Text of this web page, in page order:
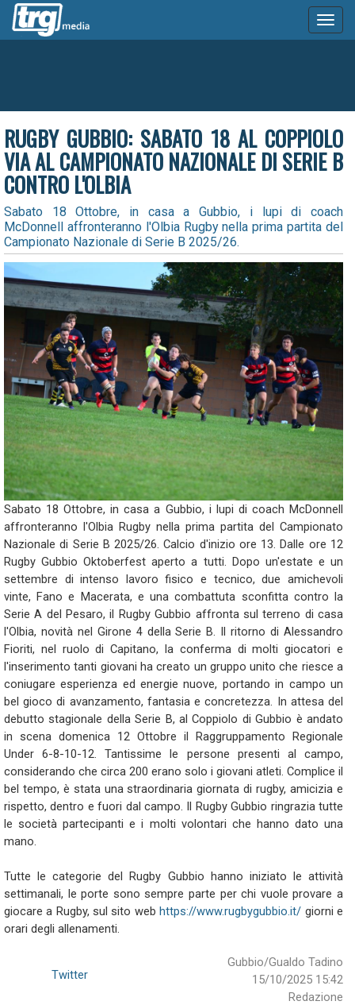
RUGBY GUBBIO: SABATO 18 AL COPPIOLO
VIA AL CAMPIONATO NAZIONALE DI SERIE B
CONTRO L'OLBIA
Sabato 18 Ottobre, in casa a Gubbio, i lupi di coach
McDonnell affronteranno l'Olbia Rugby nella prima partita del
Campionato Nazionale di Serie B 2025/26.
Sabato 18 Ottobre, in casa a Gubbio, i lupi di coach McDonnell
affronteranno l'Olbia Rugby nella prima partita del Campionato
Nazionale di Serie B 2025/26. Calcio d'inizio ore 13. Dalle ore 12
Rugby Gubbio Oktoberfest aperto a tutti. Dopo un'estate e un
settembre di intenso lavoro fisico e tecnico, due amichevoli
vinte, Fano e Macerata, e una combattuta sconfitta contro la
Serie A del Pesaro, il Rugby Gubbio affronta sul terreno di casa
l'Olbia, novità nel Girone 4 della Serie B. Il ritorno di Alessandro
Fioriti, nel ruolo di Capitano, la conferma di molti giocatori e
l'inserimento tanti giovani ha creato un gruppo unito che riesce a
coniugare esperienza ed energie nuove, portando in campo un
bel gioco di avanzamento, fantasia e concretezza. In attesa del
debutto stagionale della Serie B, al Coppiolo di Gubbio è andato
in scena domenica 12 Ottobre il Raggruppamento Regionale
Under 6-8-10-12. Tantissime le persone presenti al campo,
considerando che circa 200 erano solo i giovani atleti. Complice il
bel tempo, è stata una straordinaria giornata di rugby, amicizia e
rispetto, dentro e fuori dal campo. Il Rugby Gubbio ringrazia tutte
le società partecipanti e i molti volontari che hanno dato una
mano.
Tutte le categorie del Rugby Gubbio hanno iniziato le attività
settimanali, le porte sono sempre parte per chi vuole provare a
giocare a Rugby, sul sito webhttps://www.rugbygubbio.it/ giorni e
orari degli allenamenti.
Gubbio/Gualdo Tadino
15/10/2025 15:42
Redazione
Twitter